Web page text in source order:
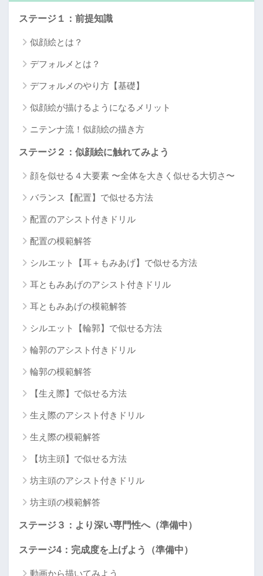
ステージ１：前提知識
似顔絵とは？
デフォルメとは？
デフォルメのやり方【基礎】
似顔絵が描けるようになるメリット
ニテンナ流！似顔絵の描き方
ステージ２：似顔絵に触れてみよう
顔を似せる４大要素 〜全体を大きく似せる大切さ〜
バランス【配置】で似せる方法
配置のアシスト付きドリル
配置の模範解答
シルエット【耳＋もみあげ】で似せる方法
耳ともみあげのアシスト付きドリル
耳ともみあげの模範解答
シルエット【輪郭】で似せる方法
輪郭のアシスト付きドリル
輪郭の模範解答
【生え際】で似せる方法
生え際のアシスト付きドリル
生え際の模範解答
【坊主頭】で似せる方法
坊主頭のアシスト付きドリル
坊主頭の模範解答
ステージ３：より深い専門性へ（準備中）
ステージ4：完成度を上げよう（準備中）
動画から描いてみよう